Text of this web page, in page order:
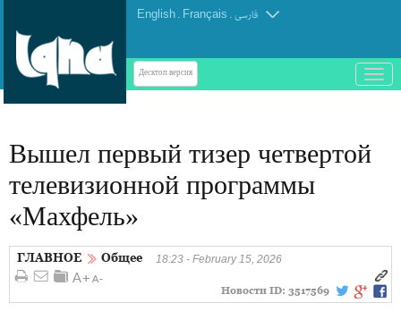
English . Français . فارسی
Десктоп-версия
باز
و
Вышел первый тизер четвертой
телевизионной программы
«Махфель»
ГЛАВНОЕ Общее 18:23 - February 15, 2026
Новости ID: 3517569